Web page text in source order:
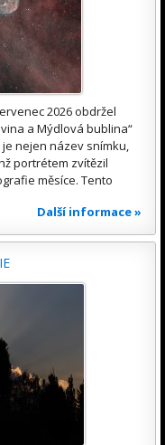
2026 obdržel
a Mýdlová bublina“
nejen název snímku,
portrétem zvítězil
měsíce. Tento
Další informace »